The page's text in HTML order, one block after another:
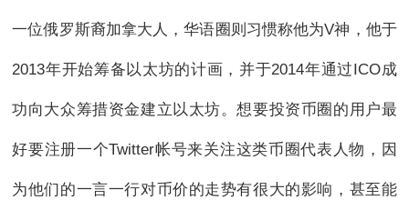
一位俄罗斯裔加拿大人，华语圈则习惯称他为V神，他于
2013年开始筹备以太坊的计画，并于2014年通过ICO成
功向大众筹措资金建立以太坊。想要投资币圈的用户最
好要注册一个Twitter帐号来关注这类币圈代表人物，因
为他们的一言一行对币价的走势有很大的影响，甚至能